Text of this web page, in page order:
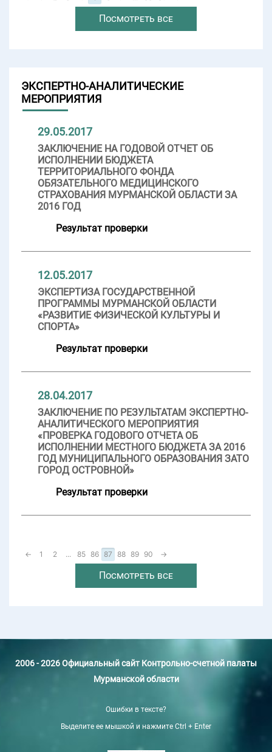
Посмотреть все
ЭКСПЕРТНО-АНАЛИТИЧЕСКИЕ
МЕРОПРИЯТИЯ
29.05.2017
ЗАКЛЮЧЕНИЕ НА ГОДОВОЙ ОТЧЕТ ОБ
ИСПОЛНЕНИИ БЮДЖЕТА
ТЕРРИТОРИАЛЬНОГО ФОНДА
ОБЯЗАТЕЛЬНОГО МЕДИЦИНСКОГО
СТРАХОВАНИЯ МУРМАНСКОЙ ОБЛАСТИ ЗА
2016 ГОД
Результат проверки
12.05.2017
ЭКСПЕРТИЗА ГОСУДАРСТВЕННОЙ
ПРОГРАММЫ МУРМАНСКОЙ ОБЛАСТИ
«РАЗВИТИЕ ФИЗИЧЕСКОЙ КУЛЬТУРЫ И
СПОРТА»
Результат проверки
28.04.2017
ЗАКЛЮЧЕНИЕ ПО РЕЗУЛЬТАТАМ ЭКСПЕРТНО-
АНАЛИТИЧЕСКОГО МЕРОПРИЯТИЯ
«ПРОВЕРКА ГОДОВОГО ОТЧЕТА ОБ
ИСПОЛНЕНИИ МЕСТНОГО БЮДЖЕТА ЗА 2016
ГОД МУНИЦИПАЛЬНОГО ОБРАЗОВАНИЯ ЗАТО
ГОРОД ОСТРОВНОЙ»
Результат проверки
← 1 2 ... 85 86 87 88 89 90 →
Посмотреть все
2006 - 2026 Официальный сайт Контрольно-счетной палаты
Мурманской области
Ошибки в тексте?
Выделите ее мышкой и нажмите Ctrl + Enter